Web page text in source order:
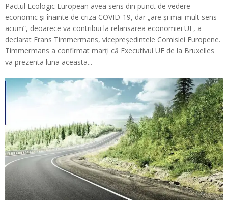
Pactul Ecologic European avea sens din punct de vedere
economic și înainte de criza COVID-19, dar „are și mai mult sens
acum”, deoarece va contribui la relansarea economiei UE, a
declarat Frans Timmermans, vicepreședintele Comisiei Europene.
Timmermans a confirmat marți că Executivul UE de la Bruxelles
va prezenta luna aceasta...